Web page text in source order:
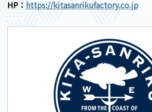
HP： https://kitasanrikufactory.co.jp